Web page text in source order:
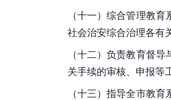
（十一）综合管理教
社会治安综合治理各有
（十二）负责教育督
关手续的审核、申报等
（十三）指导全市教